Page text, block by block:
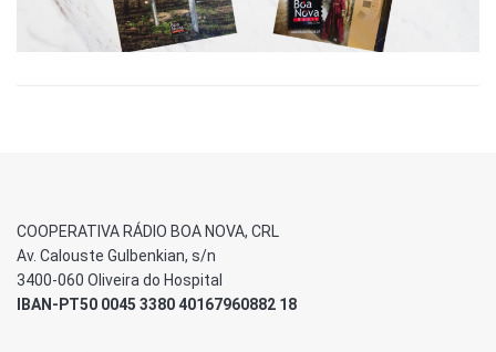
COOPERATIVA RÁDIO BOA NOVA, CRL
Av. Calouste Gulbenkian, s/n
3400-060 Oliveira do Hospital
IBAN-PT50 0045 3380 40167960882 18